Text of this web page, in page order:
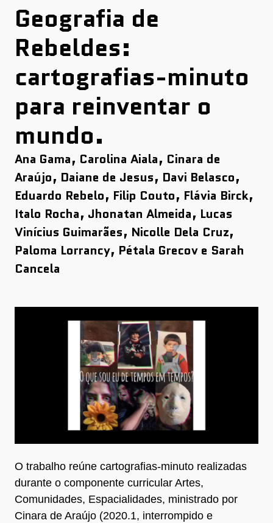
Geografia de
Rebeldes:
cartografias-minuto
para reinventar o
mundo.
Ana Gama, Carolina Aiala, Cinara de
Araújo, Daiane de Jesus, Davi Belasco,
Eduardo Rebelo, Filip Couto, Flávia Birck,
Italo Rocha, Jhonatan Almeida, Lucas
Vinícius Guimarães, Nicolle Dela Cruz,
Paloma Lorrancy, Pétala Grecov e Sarah
Cancela
O trabalho reúne cartografias-minuto realizadas
durante o componente curricular Artes,
Comunidades, Espacialidades, ministrado por
Cinara de Araújo (2020.1, interrompido e